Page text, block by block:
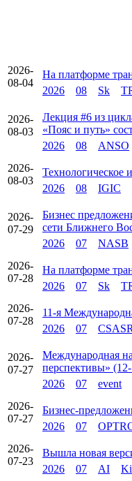
2026-
08-04
На платформе
2026
08 Sk
2026-
08-03
Лекция #6 из
«Пояс и путь»
2026
08 ANSO
2026-
08-03
Технологическое
2026
08 IGIC
2026-
07-29
Бизнес
сети Ближнего
2026
07 NASB
2026-
07-28
На платформе
2026
07 Sk
2026-
07-28
11-я
2026
07 CSASR
2026-
07-27
Международная
перспективы»
2026
07 event
2026-
07-27
Бизнес-
2026
07
2026-
07-23
Вышла новая
2026
07 AI